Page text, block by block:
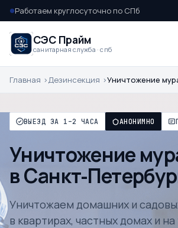
●Работаем круглосуточно по СПб
СЭС Прайм
санитарная служба · спб
Главная Дезинсекция Уничтожение
ВЫЕЗД ЗА 1–2 ЧАСА АНОНИМНО
Уничтожение
в Санкт-
Уничтожаем домашних и
в квартирах, частных домах и на